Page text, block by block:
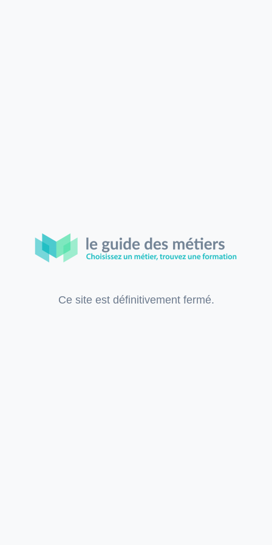
Ce site est définitivement fermé.